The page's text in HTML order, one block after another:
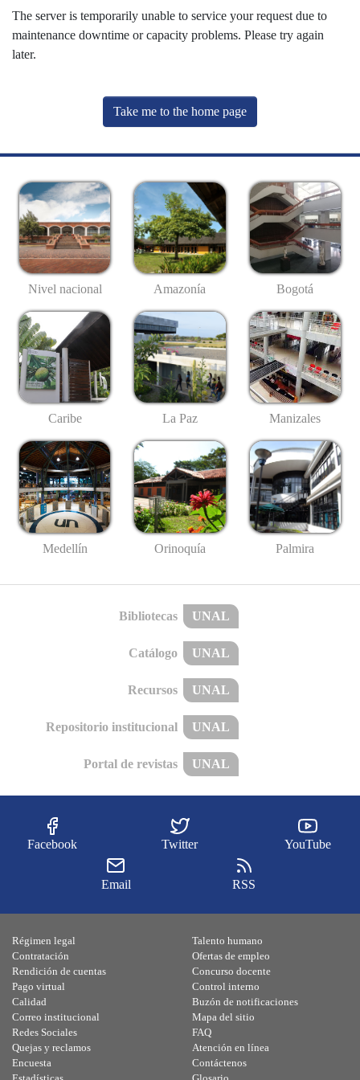
The server is temporarily unable to service your request due to
maintenance downtime or capacity problems. Please try again
later.
Take me to the home page
Nivel nacional Amazonía Bogotá
Caribe La Paz Manizales
Medellín Orinoquía Palmira
Bibliotecas UNAL
Catálogo UNAL
Recursos UNAL
Repositorio institucional UNAL
Portal de revistas UNAL
Facebook Twitter YouTube
Email RSS
Régimen legal
Contratación
Rendición de cuentas
Pago virtual
Calidad
Talento humano
Ofertas de empleo
Concurso docente
Control interno
Buzón de notificaciones
Correo institucional
Redes Sociales
Quejas y reclamos
Encuesta
Mapa del sitio
FAQ
Atención en línea
Contáctenos